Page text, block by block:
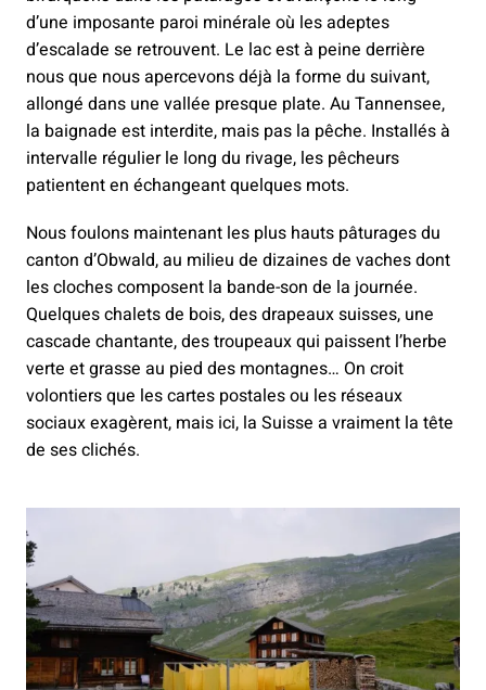
d’une imposante paroi minérale où les adeptes
d’escalade se retrouvent. Le lac est à peine derrière
nous que nous apercevons déjà la forme du suivant,
allongé dans une vallée presque plate. Au Tannensee,
la baignade est interdite, mais pas la pêche. Installés à
intervalle régulier le long du rivage, les pêcheurs
patientent en échangeant quelques mots.
Nous foulons maintenant les plus hauts pâturages du
canton d’Obwald, au milieu de dizaines de vaches dont
les cloches composent la bande-son de la journée.
Quelques chalets de bois, des drapeaux suisses, une
cascade chantante, des troupeaux qui paissent l’herbe
verte et grasse au pied des montagnes… On croit
volontiers que les cartes postales ou les réseaux
sociaux exagèrent, mais ici, la Suisse a vraiment la tête
de ses clichés.